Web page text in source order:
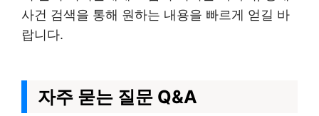
사건 검색을 통해 원하는 내용을 빠르게 얻길 바
랍니다.
자주 묻는 질문 Q&A